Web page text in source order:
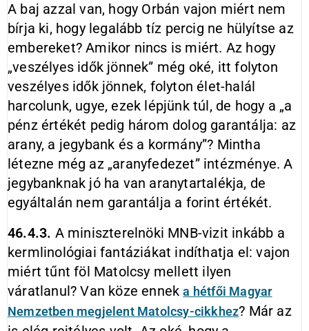
A baj azzal van, hogy Orbán vajon miért nem
bírja ki, hogy legalább tíz percig ne hülyítse az
embereket? Amikor nincs is miért. Az hogy
„veszélyes idők jönnek” még oké, itt folyton
veszélyes idők jönnek, folyton élet-halál
harcolunk, ugye, ezek lépjünk túl, de hogy a „a
pénz értékét pedig három dolog garantálja: az
arany, a jegybank és a kormány”? Mintha
létezne még az „aranyfedezet” intézménye. A
jegybanknak jó ha van aranytartalékja, de
egyáltalán nem garantálja a forint értékét.
46.4.3. A miniszterelnöki MNB-vizit inkább a
kermlinológiai fantáziákat indíthatja el: vajon
miért tűnt föl Matolcsy mellett ilyen
váratlanul? Van köze enneka hétfői Magyar
Nemzetben megjelent Matolcsy-cikkhez? Már az